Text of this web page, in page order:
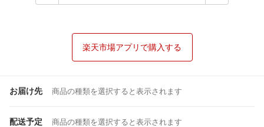
楽天市場アプリで購入する
お届け先 商品の種類を選択すると表示されます
配送予定 商品の種類を選択すると表示されます